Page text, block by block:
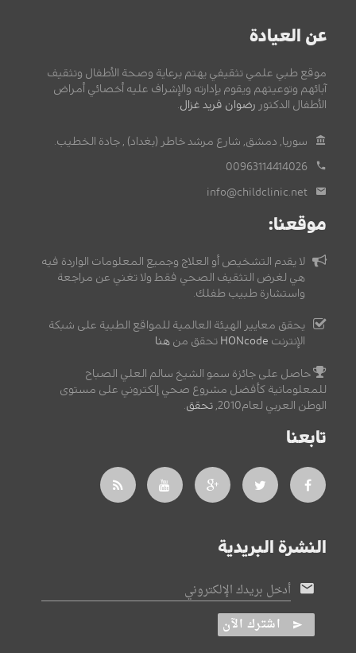
عن العيادة
موقع طبي علمي تثقيفي يهتم برعاية وصحة الأطفال وتثقيف
آبائهم وتوعيتهم ويقوم بإدارته والإشراف عليه أخصائي أمراض
الأطفال الدكتور رضوان فريد غزال.
سوريا, دمشق, شارع مرشد خاطر (بغداد) , جادة الخطيب.
00963114414026
info@childclinic.net
موقعنا:
لا يقدم التشخيص أو العلاج وجميع المعلومات الواردة فيه
هي لغرض التثقيف الصحي فقط ولا تغني عن مراجعة
واستشارة طبيب طفلك.
يحقق معايير الهيئة العالمية للمواقع الطبية على شبكة
الإنترنت HONcode تحقق من هنا
حاصل على جائزة سمو الشيخ سالم العلي الصباح
للمعلوماتية كأفضل مشروع صحي إلكتروني على مستوى
الوطن العربي لعام2010,
تحقق.
تابعنا
النشرة البريدية
أدخل بريدك الإلكتروني
اشترك الآن